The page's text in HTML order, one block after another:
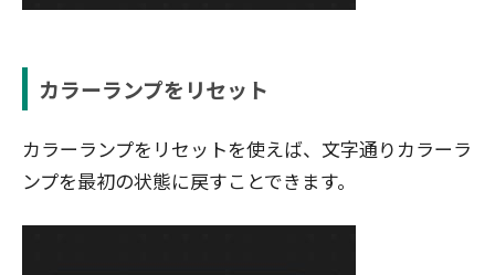
カラーランプをリセット
カラーランプをリセットを使えば、文字通りカラーラ
ンプを最初の状態に戻すことできます。